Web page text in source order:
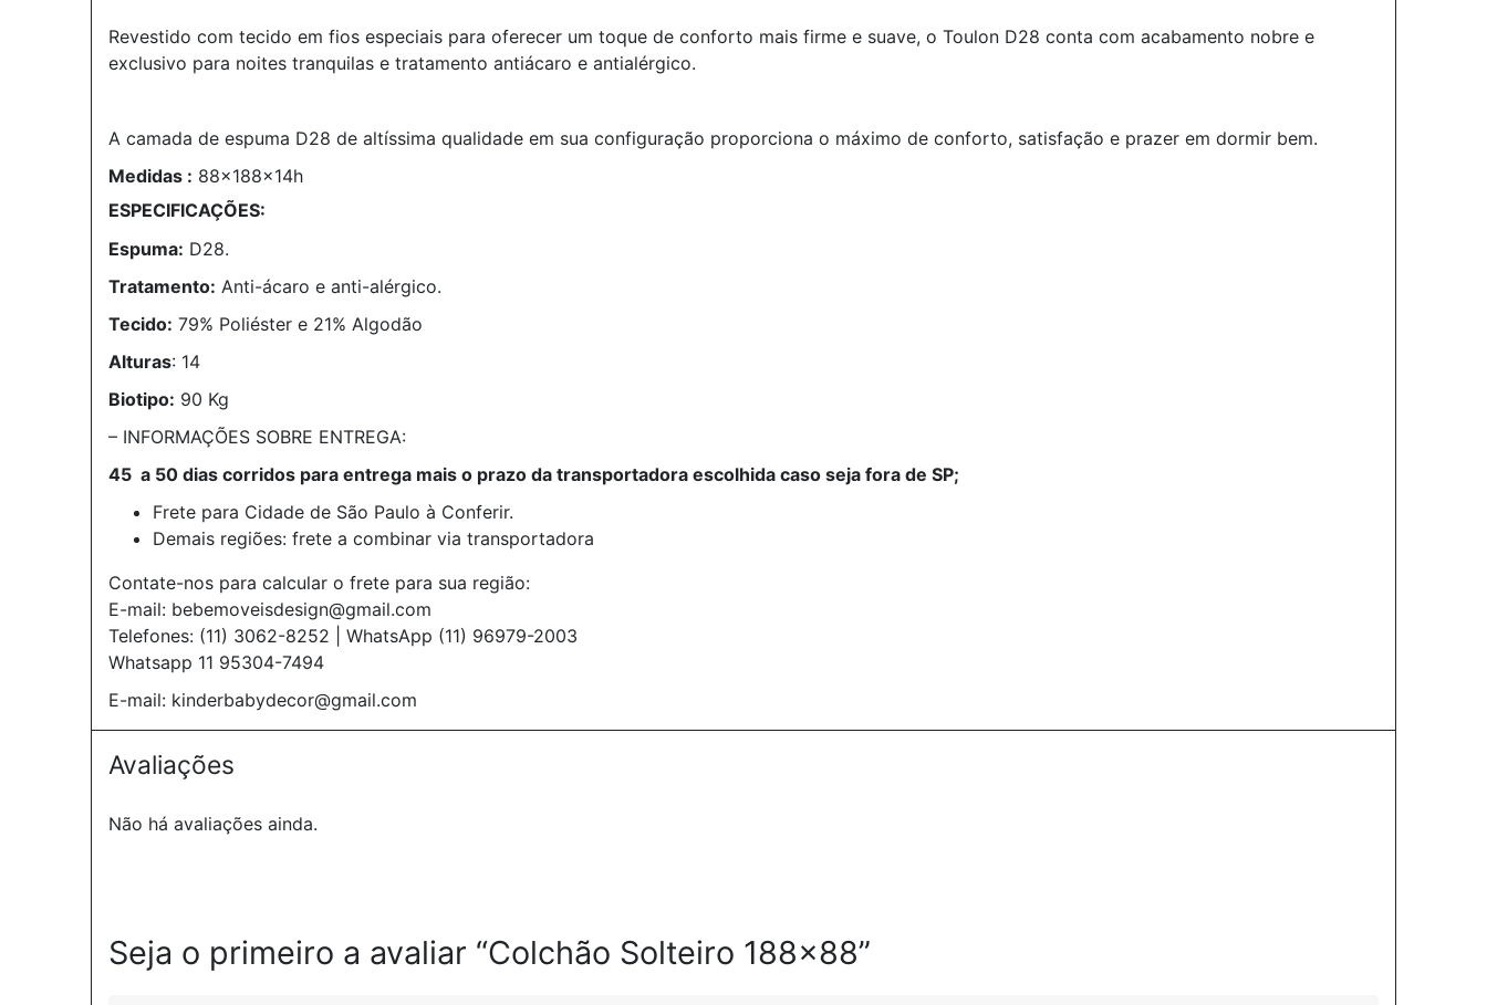
Revestido com tecido em fios especiais para oferecer um toque de conforto mais firme e suave, o Toulon D28 conta com acabamento nobre e
exclusivo para noites tranquilas e tratamento antiácaro e antialérgico.
A camada de espuma D28 de altíssima qualidade em sua configuração proporciona o máximo de conforto, satisfação e prazer em dormir bem.
Medidas : 88x188x14h
ESPECIFICAÇÕES:
Espuma: D28.
Tratamento: Anti-ácaro e anti-alérgico.
Tecido: 79% Poliéster e 21% Algodão
Alturas: 14
Biotipo: 90 Kg
– INFORMAÇÕES SOBRE ENTREGA:
45 a 50 dias corridos para entrega mais o prazo da transportadora escolhida caso seja fora de SP;
Frete para Cidade de São Paulo à Conferir.
Demais regiões: frete a combinar via transportadora
Contate-nos para calcular o frete para sua região:
E-mail: bebemoveisdesign@gmail.com
Telefones: (11) 3062-8252 | WhatsApp (11) 96979-2003
Whatsapp 11 95304-7494
E-mail: kinderbabydecor@gmail.com
Avaliações
Não há avaliações ainda.
Seja o primeiro a avaliar “Colchão Solteiro 188×88”